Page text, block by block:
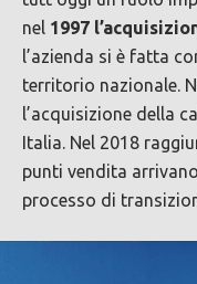
nel 1997
l’azienda si è fatta
territorio nazionale.
l’acquisizione della
Italia. Nel 2018
punti vendita
processo di